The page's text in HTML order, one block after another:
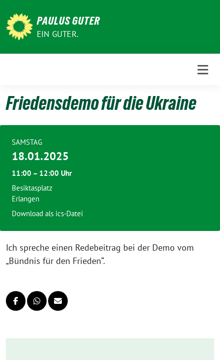
zum
Inhalt
PAULUS GUTER
EIN GUTER.
Friedensdemo für die Ukraine
Ich spreche einen Redebeitrag bei der Demo vom
„Bündnis für den Frieden“.
SAMSTAG
18.01.2025
11:00 – 12:00 Uhr
Besiktasplatz
Erlangen
Download als ics-Datei